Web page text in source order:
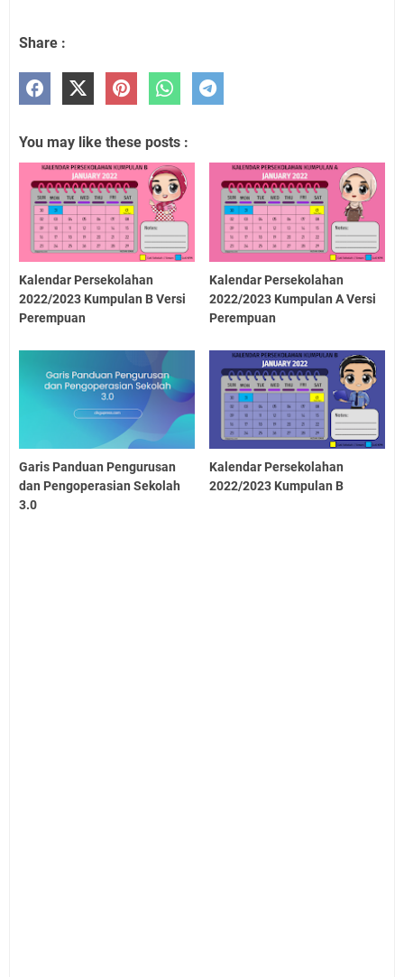
Share :
You may like these posts :
Kalendar Persekolahan
2022/2023 Kumpulan B Versi
Perempuan
Kalendar Persekolahan
2022/2023 Kumpulan A Versi
Perempuan
Garis Panduan Pengurusan
dan Pengoperasian Sekolah
3.0
Kalendar Persekolahan
2022/2023 Kumpulan B